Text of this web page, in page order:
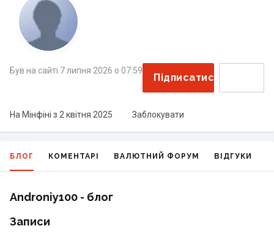
Був на сайті 7 липня 2026 о 07:59
Підписатися
На Мінфіні з 2 квітня 2025 Заблокувати
БЛОГ КОМЕНТАРІ ВАЛЮТНИЙ ФОРУМ ВІДГУКИ
Androniy100 - блог
Записи